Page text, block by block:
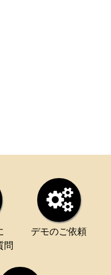
問
デモのご依頼